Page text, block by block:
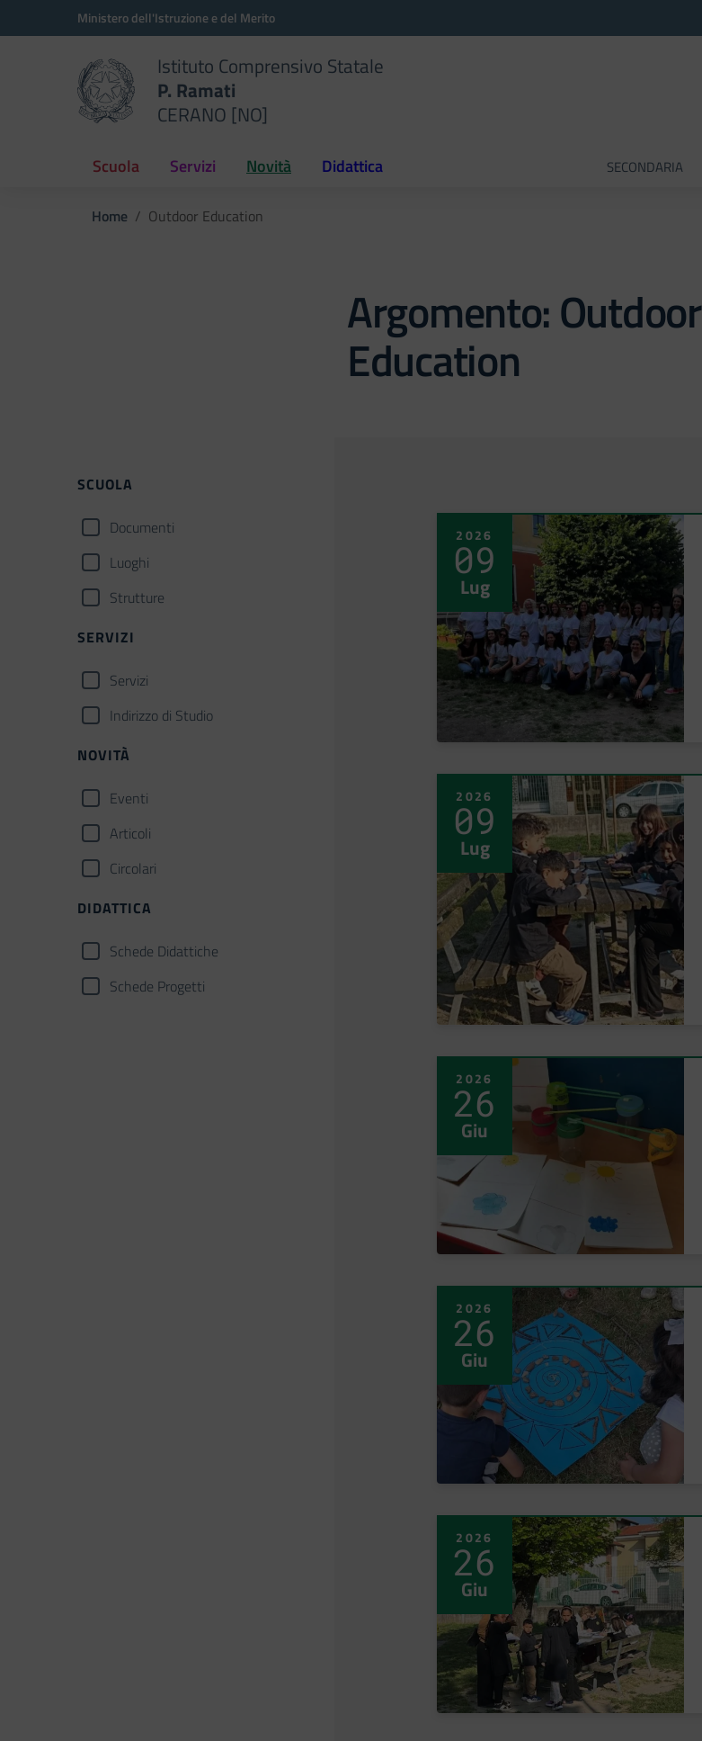
Vai ai contenuti
Vai al menu di navigazioneMinistero dell'Istruzione e del Merito
Istituto Comprensivo Statale
P. Ramati
CERANO [NO]
Scuola Servizi Novità Didattica SECONDARIA
Home Outdoor Education
Argomento: Outdoor
Education
SCUOLA
Documenti
Luoghi
Strutture
SERVIZI
Servizi
Indirizzo di Studio
NOVITÀ
Eventi
Articoli
Circolari
DIDATTICA
Schede Didattiche
Schede Progetti
2026
09
Lug
2026
09
Lug
2026
26
Giu
2026
26
Giu
2026
26
Giu